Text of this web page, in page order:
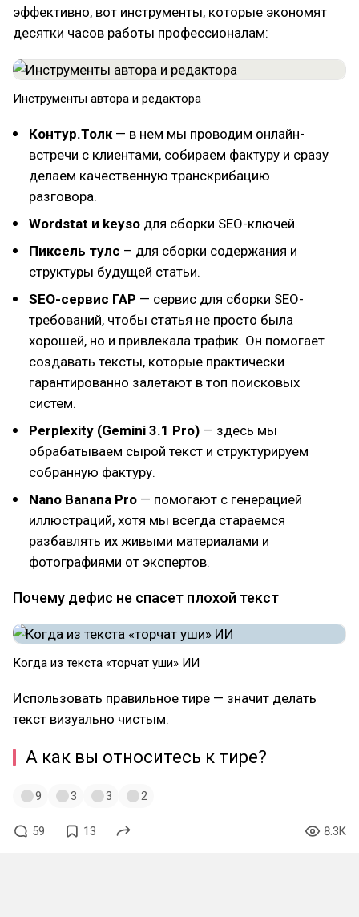
эффективно, вот инструменты, которые экономят
десятки часов работы профессионалам:
Инструменты автора и редактора
Контур.Толк— в нем мы проводим онлайн-
встречи с клиентами, собираем фактуру и сразу
делаем качественную транскрибацию
разговора.
Wordstat и keyso для сборки SEO-ключей.
Пиксель тулс – для сборки содержания и
структуры будущей статьи.
SEO-сервис ГАР — сервис для сборки SEO-
требований, чтобы статья не просто была
хорошей, но и привлекала трафик. Он помогает
создавать тексты, которые практически
гарантированно залетают в топ поисковых
систем.
Perplexity (Gemini 3.1 Pro) — здесь мы
обрабатываем сырой текст и структурируем
собранную фактуру.
Nano Banana Pro — помогают с генерацией
иллюстраций, хотя мы всегда стараемся
разбавлять их живыми материалами и
фотографиями от экспертов.
Почему дефис не спасет плохой текст
Когда из текста «торчат уши» ИИ
Использовать правильное тире — значит делать
текст визуально чистым.
А как вы относитесь к тире?
9 3 3 2
59 13 8.3K